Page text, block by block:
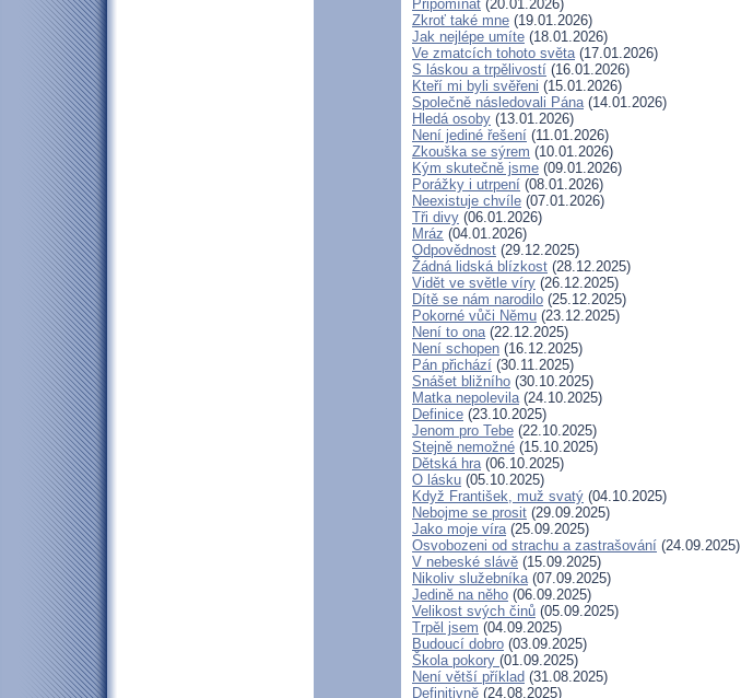
Připomínat (20.01.2026)
Zkroť také mne (19.01.2026)
Jak nejlépe umíte (18.01.2026)
Ve zmatcích tohoto světa(17.01.2026)
S láskou a trpělivostí (16.01.2026)
Kteří mi byli svěřeni (15.01.2026)
Společně následovali Pána(14.01.2026)
Hledá osoby (13.01.2026)
Není jediné řešení (11.01.2026)
Zkouška se sýrem (10.01.2026)
Kým skutečně jsme (09.01.2026)
Porážky i utrpení (08.01.2026)
Neexistuje chvíle (07.01.2026)
Tři divy (06.01.2026)
Mráz (04.01.2026)
Odpovědnost (29.12.2025)
Žádná lidská blízkost (28.12.2025)
Vidět ve světle víry (26.12.2025)
Dítě se nám narodilo (25.12.2025)
Pokorné vůči Němu (23.12.2025)
Není to ona(22.12.2025)
Není schopen (16.12.2025)
Pán přichází (30.11.2025)
Snášet bližního (30.10.2025)
Matka nepolevila(24.10.2025)
Definice (23.10.2025)
Jenom pro Tebe (22.10.2025)
Stejně nemožné (15.10.2025)
Dětská hra(06.10.2025)
O lásku (05.10.2025)
Když František, muž svatý (04.10.2025)
Nebojme se prosit (29.09.2025)
Jako moje víra(25.09.2025)
Osvobozeni od strachu a zastrašování (24.09.2025)
V nebeské slávě (15.09.2025)
Nikoliv služebníka(07.09.2025)
Jedině na něho (06.09.2025)
Velikost svých činů (05.09.2025)
Trpěl jsem (04.09.2025)
Budoucí dobro (03.09.2025)
Škola pokory (01.09.2025)
Není větší příklad (31.08.2025)
Definitivně (24.08.2025)